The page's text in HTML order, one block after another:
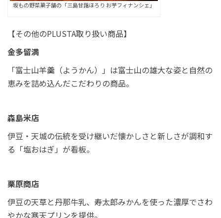
坂もの野菜菓子舗の「三島甘藷ほろり お芋フィナンシェ」
【その他のPLUSTA取り扱い商品】
金多留満
「富士山羊羹（ようかん）」は富士山の雄大な姿と自然の
恵みを詰め込んだこだわりの商品。
森島米店
伊豆・天城の伝統を受け継いだ懐かしさと新しさが調和す
る「塩おはぎ」が看板。
栗原商店
伊豆の天草と丹那牛乳、寿太郎みかんを使った濃厚でさわ
やかな寒天プリンを提供。